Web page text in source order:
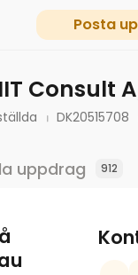
Posta
Consult
DK20515708
uppdrag 912